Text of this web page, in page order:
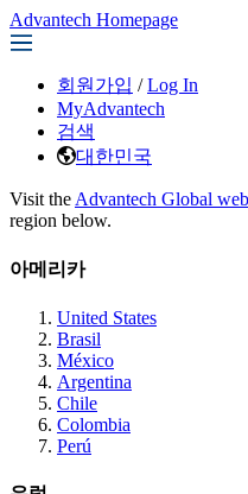
Advantech Homepage
회원가입 / Log In
MyAdvantech
검색
대한민국
Visit the Advantech Global
region below.
아메리카
United States
Brasil
México
Argentina
Chile
Colombia
Perú